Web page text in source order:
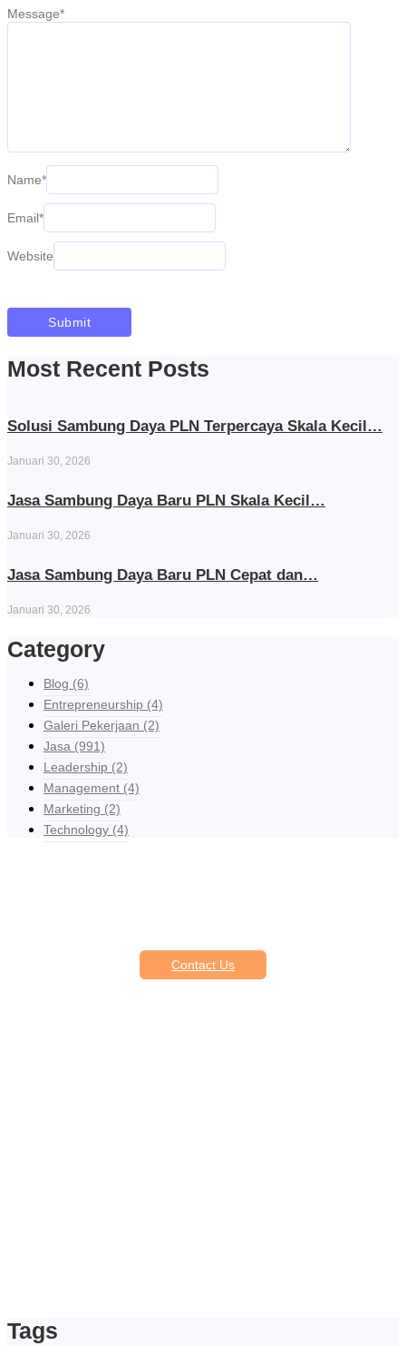
Message*
Name*
Email*
Website
Most Recent Posts
Solusi Sambung Daya PLN Terpercaya Skala Kecil…
Januari 30, 2026
Jasa Sambung Daya Baru PLN Skala Kecil…
Januari 30, 2026
Jasa Sambung Daya Baru PLN Cepat dan…
Januari 30, 2026
Category
Blog (6)
Entrepreneurship (4)
Galeri Pekerjaan (2)
Jasa (991)
Leadership (2)
Management (4)
Marketing (2)
Technology (4)
Contact Us
Tags